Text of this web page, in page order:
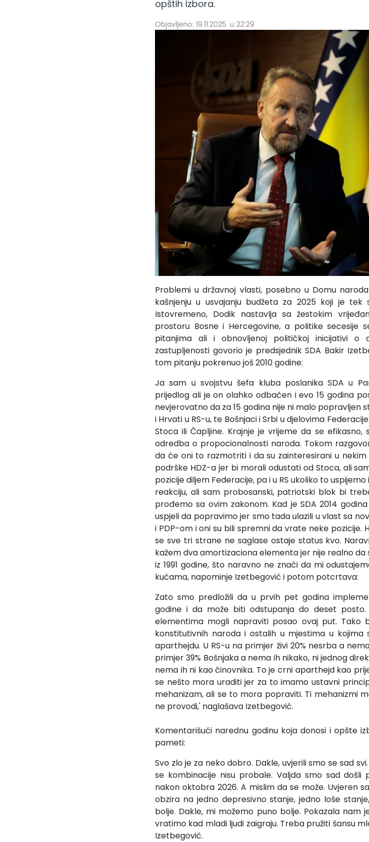
opštih izbora.
Objavljeno: 19.11.2025. u 22:29
Problemi u državnoj vlasti, posebno u Domu
kašnjenju u usvajanju budžeta za 2025 koji je
Istovremeno, Dodik nastavlja sa žestokim
prostoru Bosne i Hercegovine, a politike secesije
pitanjima ali i obnovljenoj političkoj inicijativi o
zastupljenosti govorio je predsjednik SDA Bakir
tom pitanju pokrenuo još 2010 godine:
Ja sam u svojstvu šefa kluba poslanika SDA u
prijedlog ali je on olahko odbačen i evo 15 godina
nevjerovatno da za 15 godina nije ni malo popravljen
i Hrvati u RS-u, te Bošnjaci i Srbi u djelovima
Stoca ili Čapljine. Krajnje je vrijeme da se
odredba o propocionalnosti naroda. Tokom
da će oni to razmotriti i da su zainteresirani u
podrške HDZ-a jer bi morali odustati od Stoca, ali
pozicije diljem Federacije, pa i u RS ukoliko to
reakciju, ali sam probosanski, patriotski blok bi
prođemo sa ovim zakonom. Kad je SDA 2014
uspjeli da popravimo jer smo tada ulazili u vlast sa
i PDP-om i oni su bili spremni da vrate neke pozicije.
se sve tri strane ne saglase ostaje status kvo.
kažem dva amortizaciona elementa jer nije realno
iz 1991 godine, što naravno ne znači da mi
kućama, napominje Izetbegović i potom potcrtava:
Zato smo predložili da u prvih pet godina
godine i da može biti odstupanja do deset
elementima mogli napraviti posao ovaj put. Tako
konstitutivnih naroda i ostalih u mjestima u kojima
aparthejdu. U RS-u na primjer živi 20% nesrba a
primjer 39% Bošnjaka a nema ih nikako, ni jednog
nema ih ni kao činovnika. To je crni aparthejd kao
se nešto mora uraditi jer za to imamo ustavni
mehanizam, ali se to mora popraviti. Ti mehanizmi
ne provodi,' naglašava Izetbegović.
Komentarišući narednu godinu koja donosi i opšte
pameti:
Svo zlo je za neko dobro. Dakle, uvjerili smo se sad
se kombinacije nisu probale. Valjda smo sad
nakon oktobra 2026. A mislim da se može. Uvjeren
obzira na jedno depresivno stanje, jedno loše
bolje. Dakle, mi možemo puno bolje. Pokazala
vratimo kad mladi ljudi zaigraju. Treba pružiti šansu
Izetbegović.